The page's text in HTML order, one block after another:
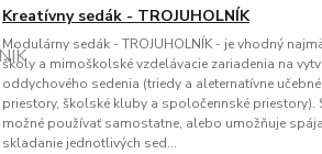
Kreatívny sedák - TROJUHOLNÍK
Modulárny sedák - TROJUHOLNÍK - je vhodný
školy a mimoškolské vzdelávacie zariadenia na
oddychového sedenia (triedy a aleternatívne učebné
priestory, školské kluby a spoločennské priestory).
možné používať samostatne, alebo umožňuje
skladanie jednotlivých sed...